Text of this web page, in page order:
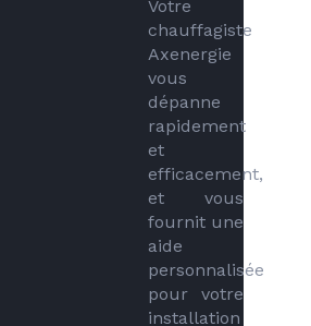
Votre
chauffagiste
Axenergie
vous
dépanne
rapidement
et
efficacement,
et vous
fournit une
aide
personnalisée
pour votre
installation